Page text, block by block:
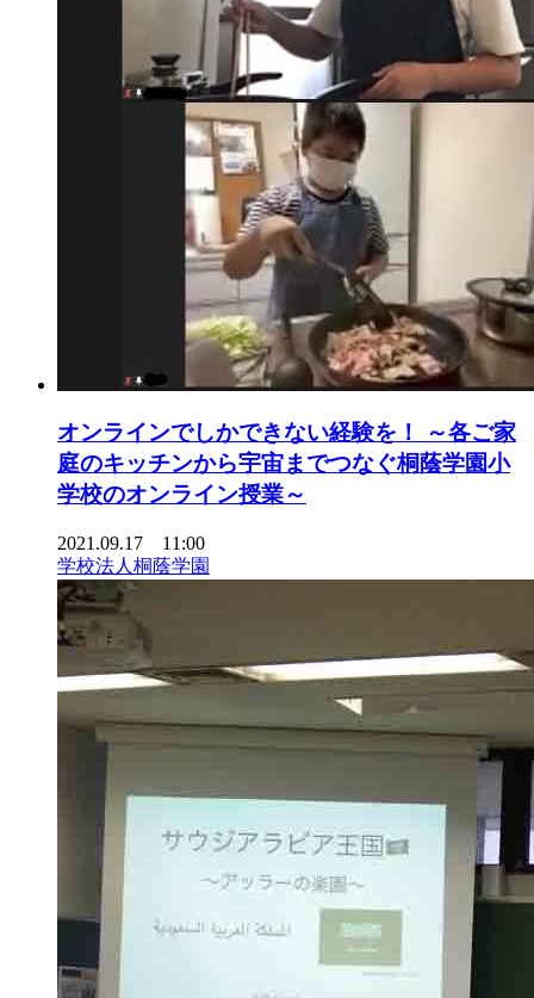
オンラインでしかできない経験を！ ～各ご家
庭のキッチンから宇宙までつなぐ桐蔭学園小
学校のオンライン授業～
2021.09.17 11:00
学校法人桐蔭学園